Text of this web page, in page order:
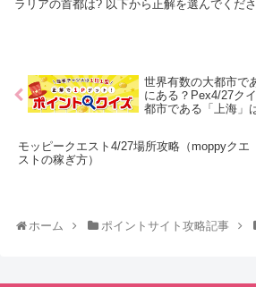
ラリアの首都は? 以下から正解を選んでくだ
世界有数の大都市で
にある？Pex4/27ク
都市である「上海」
モッピークエスト4/27場所攻略（moppyクエ
ストの稼ぎ方）
ホーム ポイントサイト攻略記事